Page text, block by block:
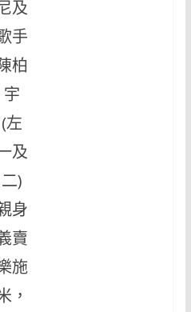
及
手
柏
宇
(左
及
二)
身
賣
施
，